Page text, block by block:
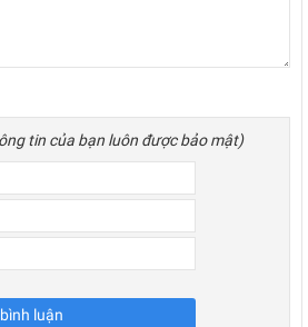
tin của bạn luôn được bảo mật)
luận